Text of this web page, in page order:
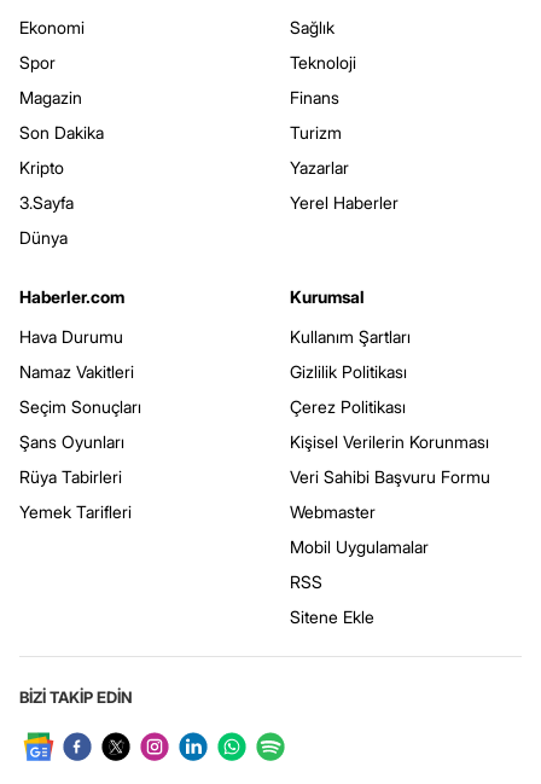
Ekonomi
Spor
Magazin
Son Dakika
Kripto
3.Sayfa
Dünya
Sağlık
Teknoloji
Finans
Turizm
Yazarlar
Yerel Haberler
Haberler.com
Hava Durumu
Namaz Vakitleri
Seçim Sonuçları
Şans Oyunları
Rüya Tabirleri
Yemek Tarifleri
Kurumsal
Kullanım Şartları
Gizlilik Politikası
Çerez Politikası
Kişisel Verilerin Korunması
Veri Sahibi Başvuru Formu
Webmaster
Mobil Uygulamalar
RSS
Sitene Ekle
BİZİ TAKİP EDİN